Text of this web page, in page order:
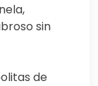
sin
de